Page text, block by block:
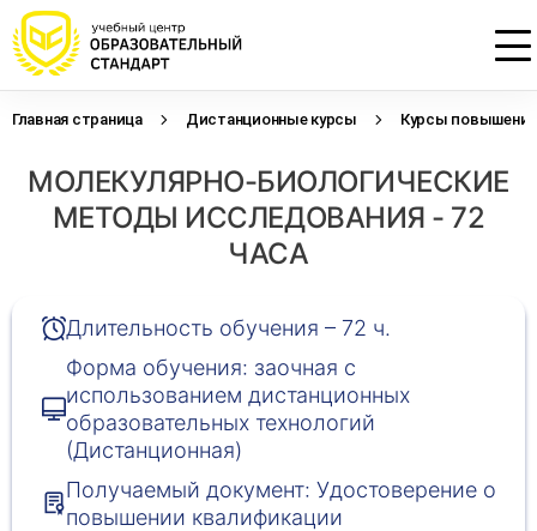
Главная страница Дистанционные курсы Курсы повышения
МОЛЕКУЛЯРНО-БИОЛОГИЧЕСКИЕ
МЕТОДЫ ИССЛЕДОВАНИЯ - 72
ЧАСА
Длительность обучения – 72 ч.
Форма обучения: заочная с
использованием дистанционных
образовательных технологий
(Дистанционная)
Получаемый документ: Удостоверение о
повышении квалификации
Оставьте свои данные, наши специалисты
свяжутся с Вами
Оставьте свои данные, наши специалисты
свяжутся с Вами
начислением баллов 14 ЗЕТ
Оставьте свои данные, наши специалисты
проконсультируют Вас